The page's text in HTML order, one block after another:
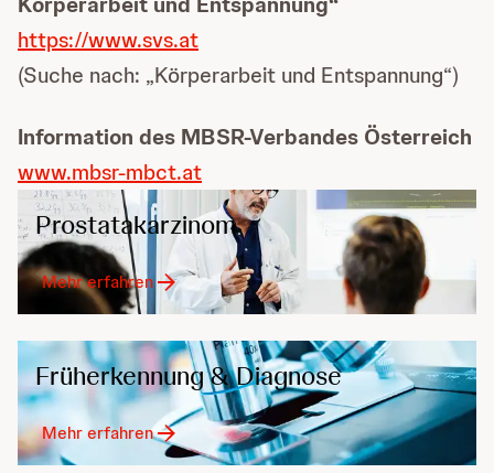
https://www.svs.at
(Suche nach: „Körperarbeit und Entspannung“)
Information des MBSR-Verbandes Österreich
www.mbsr-mbct.at
Prostatakarzinom
Mehr erfahren
Früherkennung & Diagnose
Mehr erfahren